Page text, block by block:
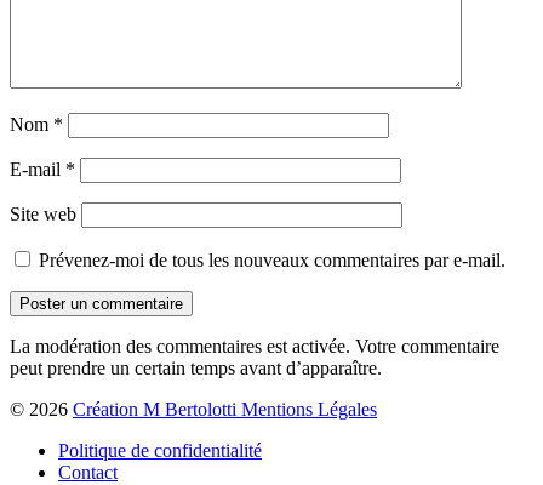
Nom *
E-mail *
Site web
Prévenez-moi de tous les nouveaux commentaires par e-mail.
La modération des commentaires est activée. Votre commentaire
peut prendre un certain temps avant d’apparaître.
© 2026 Création M Bertolotti Mentions Légales
Politique de confidentialité
Contact